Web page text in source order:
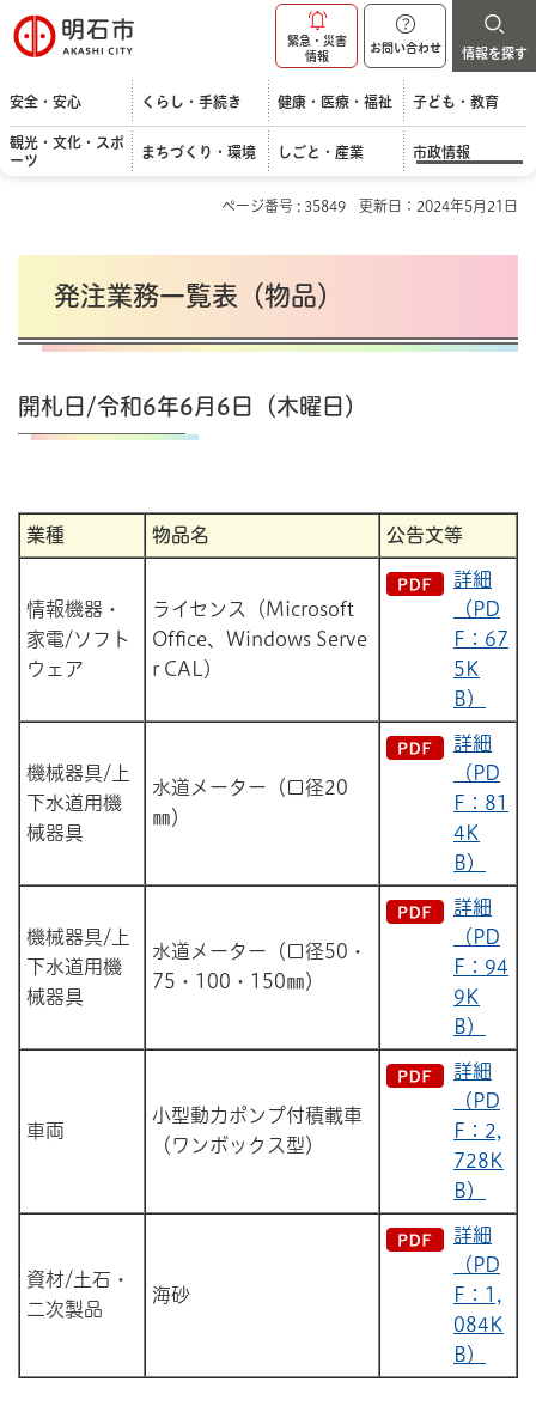
明石市
緊急・災害
情報
お問い合わせ 情報を探す
安全・安心 くらし・手続き 健康・医療・福祉 子ども・教育
観光・文化・スポ
ーツ
まちづくり・環境 しごと・産業 市政情報
ページ番号 : 35849 更新日：2024年5月21日
発注業務一覧表（物品）
開札日/令和6年6月6日（木曜日）
業種 物品名 公告文等
情報機器・
家電/ソフト
ウェア
ライセンス（Microsoft
Office、Windows Serve
r CAL）
詳細
（PD
F：67
5K
B）
機械器具/上
下水道用機
械器具
水道メーター（口径20
㎜）
詳細
（PD
F：81
4K
B）
機械器具/上
下水道用機
械器具
水道メーター（口径50・
75・100・150㎜）
詳細
（PD
F：94
9K
B）
車両
小型動力ポンプ付積載車
（ワンボックス型）
詳細
（PD
F：2,
728K
B）
資材/土石・
二次製品
海砂
詳細
（PD
F：1,
084K
B）